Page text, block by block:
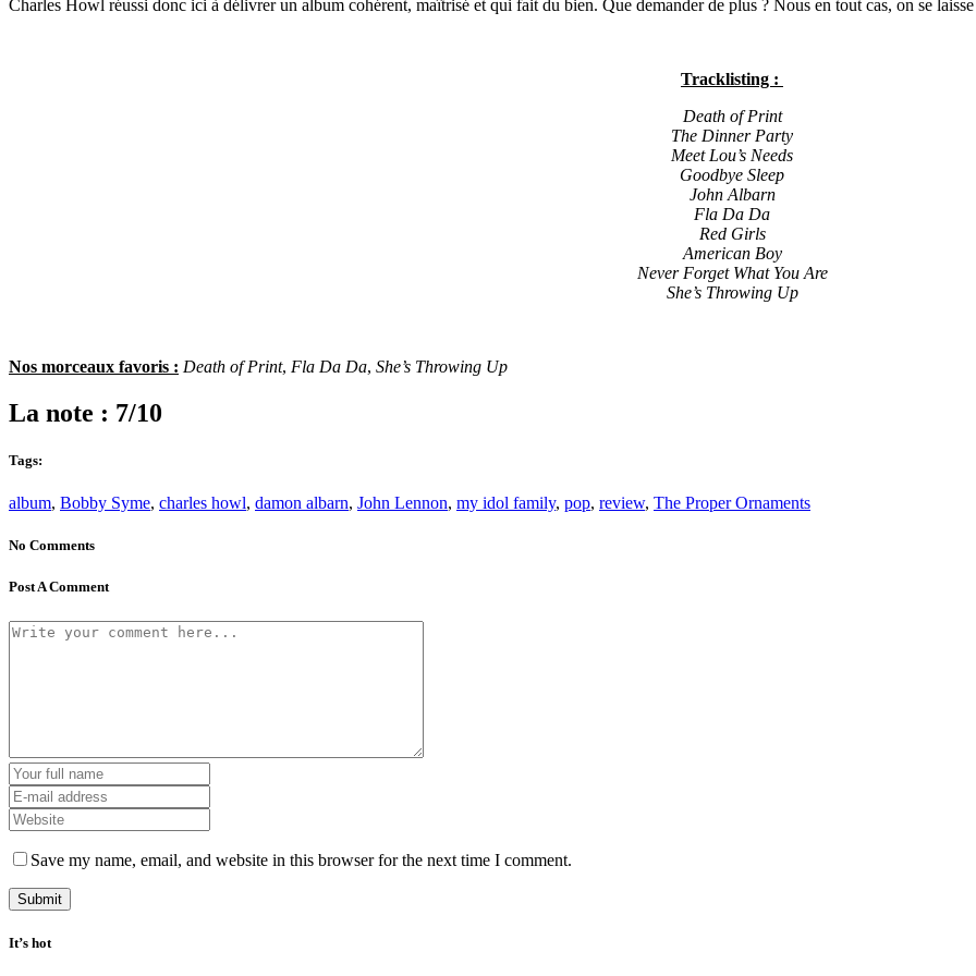
Charles Howl réussi donc ici à délivrer un album cohérent, maîtrisé et qui fait du bien. Que demander de plus ? Nous en tout cas, on se laisse
Tracklisting :
Death of Print
The Dinner Party
Meet Lou’s Needs
Goodbye Sleep
John Albarn
Fla Da Da
Red Girls
American Boy
Never Forget What You Are
She’s Throwing Up
Nos morceaux favoris : Death of Print, Fla Da Da, She’s Throwing Up
La note : 7/10
Tags:
album, Bobby Syme, charles howl, damon albarn, John Lennon, my idol family, pop, review, The Proper Ornaments
No Comments
Post A Comment
Save my name, email, and website in this browser for the next time I comment.
It’s hot